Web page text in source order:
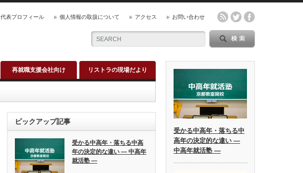
代表プロフィール 個人情報の取扱について アクセス お問い合わせ
再就職支援会社向け リストラの現場だより
ピックアップ記事
受かる中高年・落ちる中高
年の決定的な違い ― 中高年
就活塾 ―
受かる中高年・落ちる中
高年の決定的な違い ―
中高年就活塾 ―